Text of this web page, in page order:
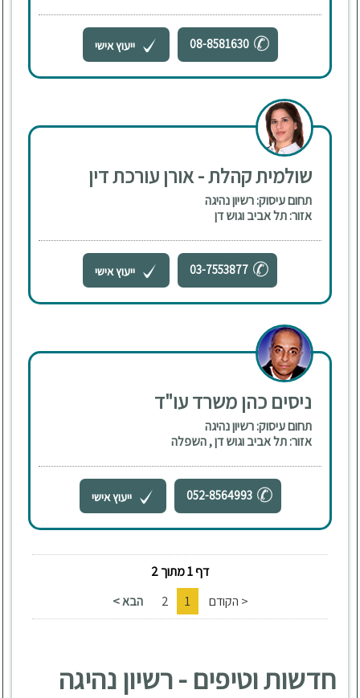
08-8581630 ייעוץ אישי
שולמית קהלת - אורן עורכת דין
תחום עיסוק: רשיון נהיגה
אזור: תל אביב וגוש דן
03-7553877 ייעוץ אישי
ניסים כהן משרד עו"ד
תחום עיסוק: רשיון נהיגה
אזור: תל אביב וגוש דן , השפלה
052-8564993 ייעוץ אישי
דף 1 מתוך 2
< הקודם
1
2 הבא >
חדשות וטיפים - רשיון נהיגה